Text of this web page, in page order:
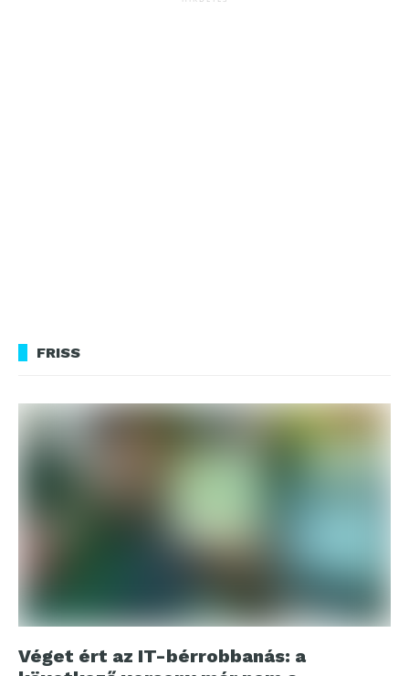
FRISS
Véget ért az IT-bérrobbanás: a